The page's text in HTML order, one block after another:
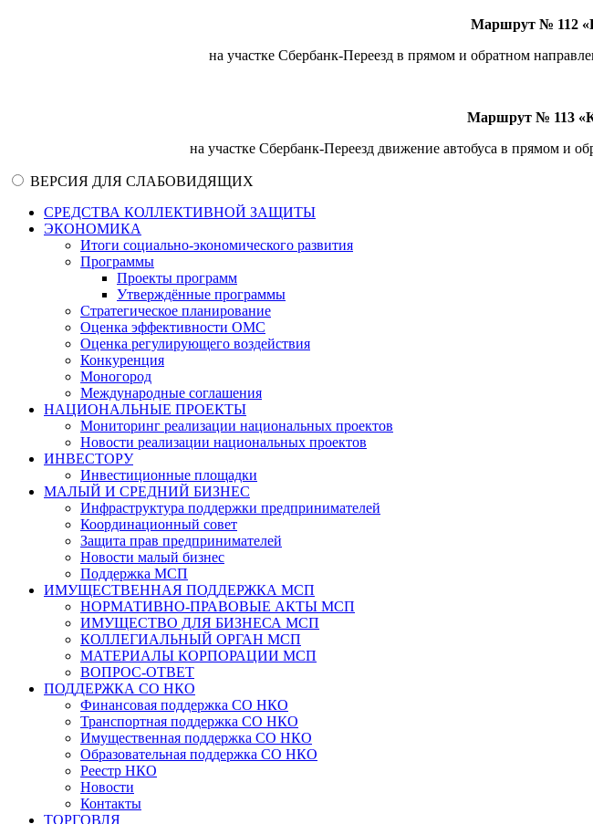
Маршрут № 112
на участке Сбербанк-Переезд в прямом и обратном
Маршрут № 113
на участке Сбербанк-Переезд движение автобуса в прямом и
ВЕРСИЯ ДЛЯ СЛАБОВИДЯЩИХ
СРЕДСТВА КОЛЛЕКТИВНОЙ ЗАЩИТЫ
ЭКОНОМИКА
Итоги социально-экономического развития
Программы
Проекты программ
Утверждённые программы
Стратегическое планирование
Оценка эффективности ОМС
Оценка регулирующего воздействия
Конкуренция
Моногород
Международные соглашения
НАЦИОНАЛЬНЫЕ ПРОЕКТЫ
Мониторинг реализации национальных проектов
Новости реализации национальных проектов
ИНВЕСТОРУ
Инвестиционные площадки
МАЛЫЙ И СРЕДНИЙ БИЗНЕС
Инфраструктура поддержки предпринимателей
Координационный совет
Защита прав предпринимателей
Новости малый бизнес
Поддержка МСП
ИМУЩЕСТВЕННАЯ ПОДДЕРЖКА МСП
НОРМАТИВНО-ПРАВОВЫЕ АКТЫ МСП
ИМУЩЕСТВО ДЛЯ БИЗНЕСА МСП
КОЛЛЕГИАЛЬНЫЙ ОРГАН МСП
МАТЕРИАЛЫ КОРПОРАЦИИ МСП
ВОПРОС-ОТВЕТ
ПОДДЕРЖКА СО НКО
Финансовая поддержка СО НКО
Транспортная поддержка СО НКО
Имущественная поддержка СО НКО
Образовательная поддержка СО НКО
Реестр НКО
Новости
Контакты
ТОРГОВЛЯ